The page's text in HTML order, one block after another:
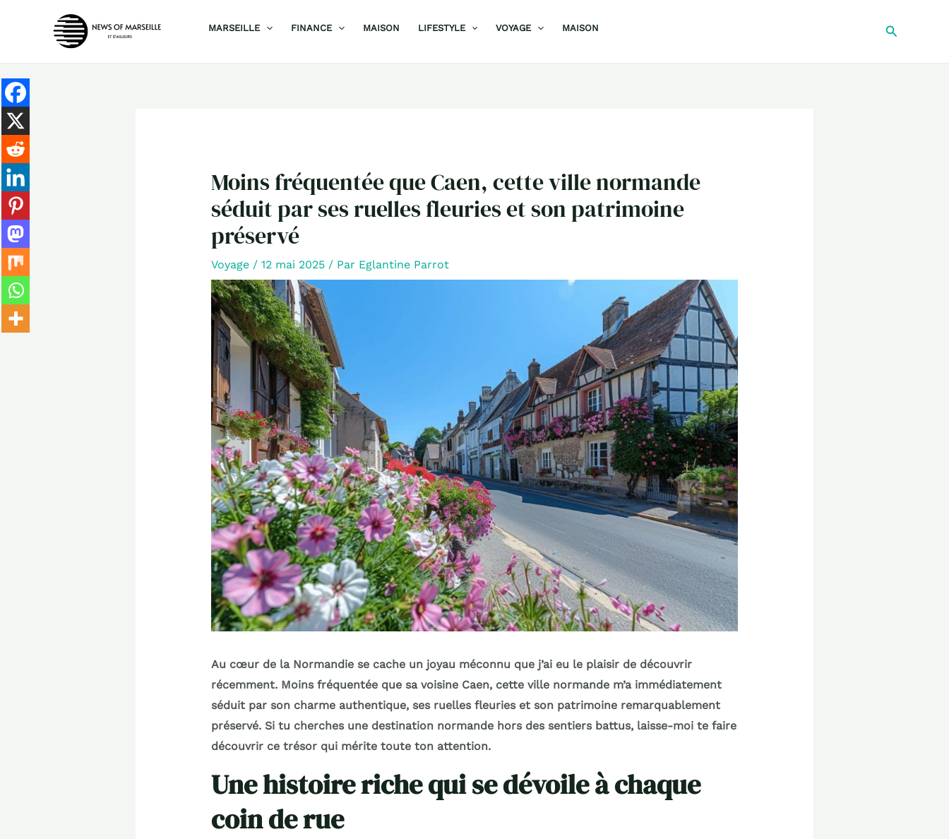
MARSEILLE FINANCE MAISON LIFESTYLE VOYAGE MAISON
Moins fréquentée que Caen, cette ville normande
séduit par ses ruelles fleuries et son patrimoine
préservé
Voyage/ 12 mai 2025 / Par Eglantine Parrot
Au cœur de la Normandie se cache un joyau méconnu que j’ai eu le plaisir de découvrir
récemment. Moins fréquentée que sa voisine Caen, cette ville normande m’a immédiatement
séduit par son charme authentique, ses ruelles fleuries et son patrimoine remarquablement
préservé. Si tu cherches une destination normande hors des sentiers battus, laisse-moi te faire
découvrir ce trésor qui mérite toute ton attention.
Une histoire riche qui se dévoile à chaque
coin de rue